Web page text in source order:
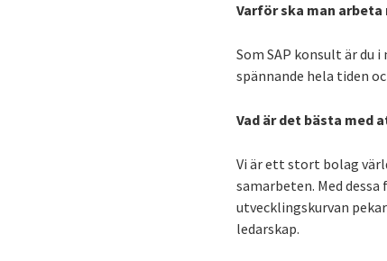
Varför ska man arbeta
Som SAP konsult är du
spännande hela tiden
Vad är det bästa med
Vi är ett stort bolag
samarbeten. Med
utvecklingskurvan
ledarskap.